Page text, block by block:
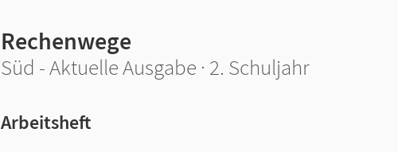
Rechenwege
Süd - Aktuelle Ausgabe · 2. Schuljahr
Arbeitsheft